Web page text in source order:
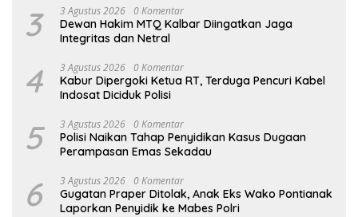
3 3 Agustus 2026 0 Komentar
Dewan Hakim MTQ Kalbar Diingatkan Jaga
Integritas dan Netral
4 3 Agustus 2026 0 Komentar
Kabur Dipergoki Ketua RT, Terduga Pencuri Kabel
Indosat Diciduk Polisi
5 3 Agustus 2026 0 Komentar
Polisi Naikan Tahap Penyidikan Kasus Dugaan
Perampasan Emas Sekadau
6 3 Agustus 2026 0 Komentar
Gugatan Praper Ditolak, Anak Eks Wako Pontianak
Laporkan Penyidik ke Mabes Polri